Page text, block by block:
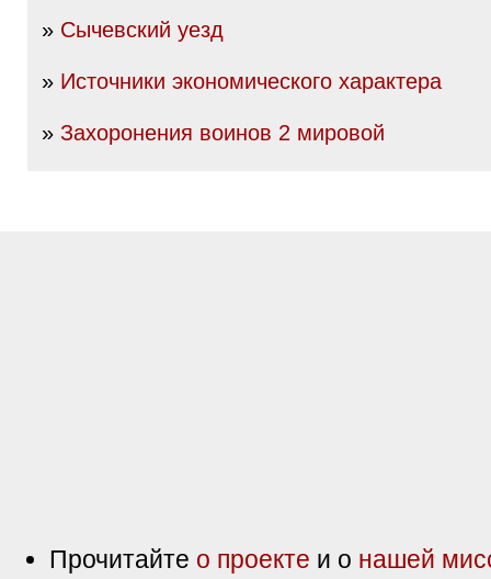
» Сычевский уезд
» Источники экономического характера
» Захоронения воинов 2 мировой
Прочитайте о проекте и о нашей